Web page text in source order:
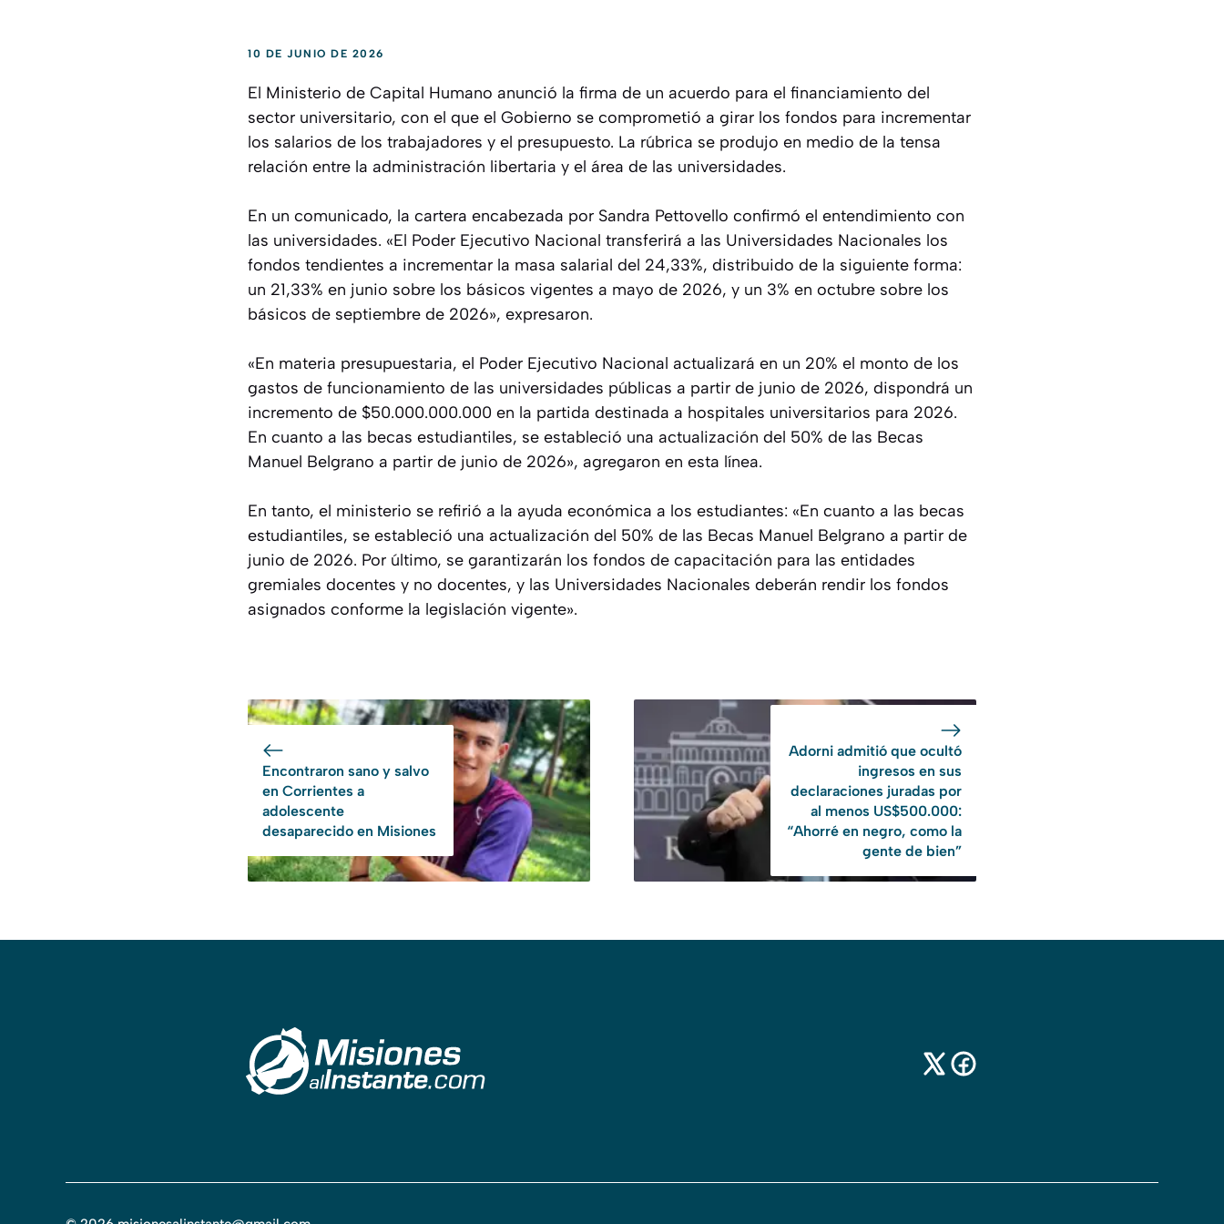
10 DE JUNIO DE 2026
El Ministerio de Capital Humano anunció la firma de un acuerdo para el financiamiento del
sector universitario, con el que el Gobierno se comprometió a girar los fondos para incrementar
los salarios de los trabajadores y el presupuesto. La rúbrica se produjo en medio de la tensa
relación entre la administración libertaria y el área de las universidades.
En un comunicado, la cartera encabezada por Sandra Pettovello confirmó el entendimiento con
las universidades. «El Poder Ejecutivo Nacional transferirá a las Universidades Nacionales los
fondos tendientes a incrementar la masa salarial del 24,33%, distribuido de la siguiente forma:
un 21,33% en junio sobre los básicos vigentes a mayo de 2026, y un 3% en octubre sobre los
básicos de septiembre de 2026», expresaron.
«En materia presupuestaria, el Poder Ejecutivo Nacional actualizará en un 20% el monto de los
gastos de funcionamiento de las universidades públicas a partir de junio de 2026, dispondrá un
incremento de $50.000.000.000 en la partida destinada a hospitales universitarios para 2026.
En cuanto a las becas estudiantiles, se estableció una actualización del 50% de las Becas
Manuel Belgrano a partir de junio de 2026», agregaron en esta línea.
En tanto, el ministerio se refirió a la ayuda económica a los estudiantes: «En cuanto a las becas
estudiantiles, se estableció una actualización del 50% de las Becas Manuel Belgrano a partir de
junio de 2026. Por último, se garantizarán los fondos de capacitación para las entidades
gremiales docentes y no docentes, y las Universidades Nacionales deberán rendir los fondos
asignados conforme la legislación vigente».
Encontraron sano y salvo
en Corrientes a
adolescente
desaparecido en Misiones
Adorni admitió que ocultó
ingresos en sus
declaraciones juradas por
al menos US$500.000:
“Ahorré en negro, como la
gente de bien”